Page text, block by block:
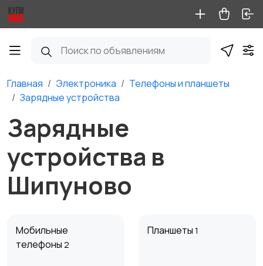
Главная Электроника
Телефоны и планшеты
Зарядные устройства
Зарядные
устройства в
Шипуново
Мобильные
телефоны 2
Планшеты 1